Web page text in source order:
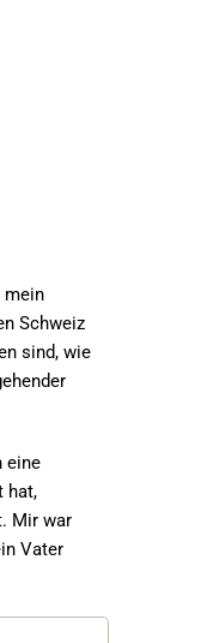
mein
Schweiz
sind, wie
eine
hat,
Mir war
Vater